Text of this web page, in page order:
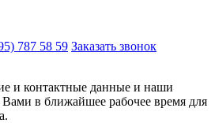
787 58 59 Заказать звонок
и контактные данные и наши
в ближайшее рабочее время для